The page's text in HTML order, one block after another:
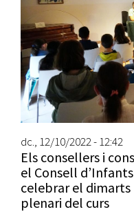
dc., 12/10/2022 - 12:42
Els consellers i
el Consell
celebrar el dimarts
plenari del curs